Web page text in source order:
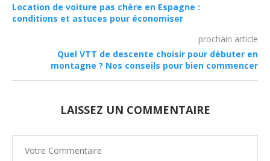
Location de voiture pas chère en Espagne :
conditions et astuces pour économiser
prochain article
Quel VTT de descente choisir pour débuter en
montagne ? Nos conseils pour bien commencer
LAISSEZ UN COMMENTAIRE